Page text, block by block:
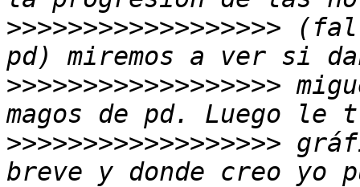
>>>>>>>>>>>>>>>>>>
>>>>>>>>>>>>>>>>>>
>>>>>>>>>>>>>>>>>>